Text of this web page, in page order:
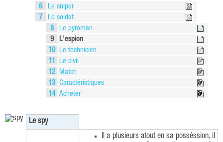
6
Le sniper
7
Le soldat
8
Le pyroman
9
L'espion
10
Le technicien
11
Le civil
12
Match
13 Caractéristiques
14 Acheter
Le spy
Il a plusieurs atout en sa posséssion, il